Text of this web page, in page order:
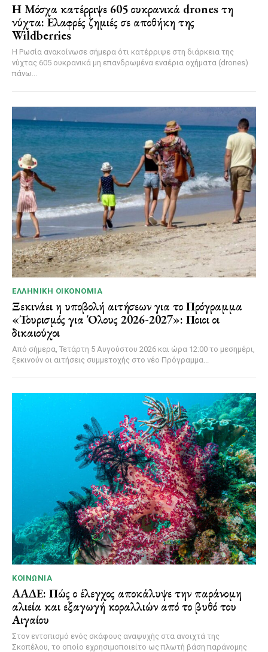
Η Μόσχα κατέρριψε 605 ουκρανικά drones τη
νύχτα: Ελαφρές ζημιές σε αποθήκη της
Wildberries
Η Ρωσία ανακοίνωσε σήμερα ότι κατέρριψε στη διάρκεια της
νύχτας 605 ουκρανικά μη επανδρωμένα εναέρια οχήματα (drones)
πάνω...
ΕΛΛΗΝΙΚΉ ΟΙΚΟΝΟΜΊΑ
Ξεκινάει η υποβολή αιτήσεων για το Πρόγραμμα
«Τουρισμός για Όλους 2026-2027»: Ποιοι οι
δικαιούχοι
Από σήμερα, Τετάρτη 5 Αυγούστου 2026 και ώρα 12:00 το μεσημέρι,
ξεκινούν οι αιτήσεις συμμετοχής στο νέο Πρόγραμμα...
ΚΟΙΝΩΝΊΑ
ΑΑΔΕ: Πώς ο έλεγχος αποκάλυψε την παράνομη
αλιεία και εξαγωγή κοραλλιών από το βυθό του
Αιγαίου
Στον εντοπισμό ενός σκάφους αναψυχής στα ανοιχτά της
Σκοπέλου, το οποίο εχρησιμοποιείτο ως πλωτή βάση παράνομης